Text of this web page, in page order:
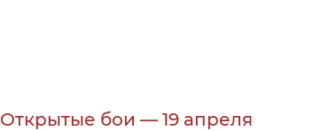
Открытые бои — 19 апреля